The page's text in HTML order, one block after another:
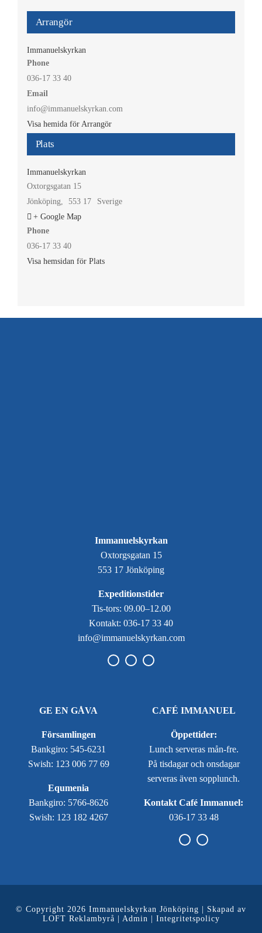
Plats
Immanuelskyrkan
Oxtorgsgatan 15
Jönköping, 553 17
Sverige
+ Google Map
Phone
036-17 33 40
Visa hemsidan för Plats
Arrangör
Immanuelskyrkan
Phone
036-17 33 40
Email
info@immanuelskyrkan.com
Visa hemida för Arrangör
Immanuelskyrkan
Oxtorgsgatan 15
553 17 Jönköping
Expeditionstider
Tis-tors: 09.00–12.00
Kontakt: 036-17 33 40
info@immanuelskyrkan.com
GE EN GÅVA
Församlingen
Bankgiro: 545-6231
Swish: 123 006 77 69
Equmenia
Bankgiro: 5766-8626
Swish: 123 182 4267
CAFÉ IMMANUEL
Öppettider:
Lunch serveras mån-fre.
På tisdagar och onsdagar
serveras även sopplunch.
Kontakt Café Immanuel:
036-17 33 48
© Copyright 2026 Immanuelskyrkan Jönköping | Skapad av
LOFT Reklambyrå | Admin | Integritetspolicy